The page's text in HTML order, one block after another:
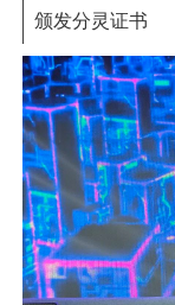
颁发分灵证书